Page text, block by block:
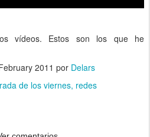
vídeos. Estos son los que he
2011 por Delars
de los viernes redes